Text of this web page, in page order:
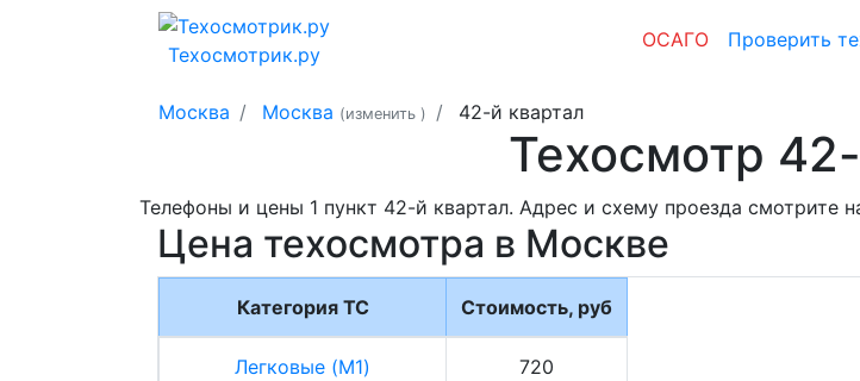
Техосмотрик.ру
ОСАГО Проверить
Москва Москва (изменить ) 42-й квартал
Техосмотр
Телефоны и цены 1 пункт 42-й квартал. Адрес и схему проезда смотрите
Цена техосмотра в Москве
Категория ТС Стоимость, руб
Легковые (M1) 720